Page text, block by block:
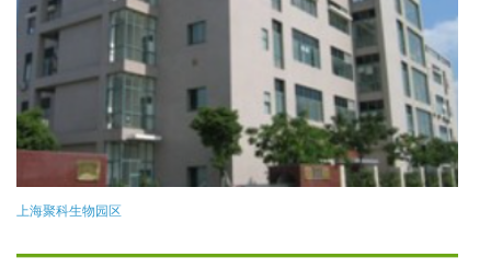
上海聚科生物园区